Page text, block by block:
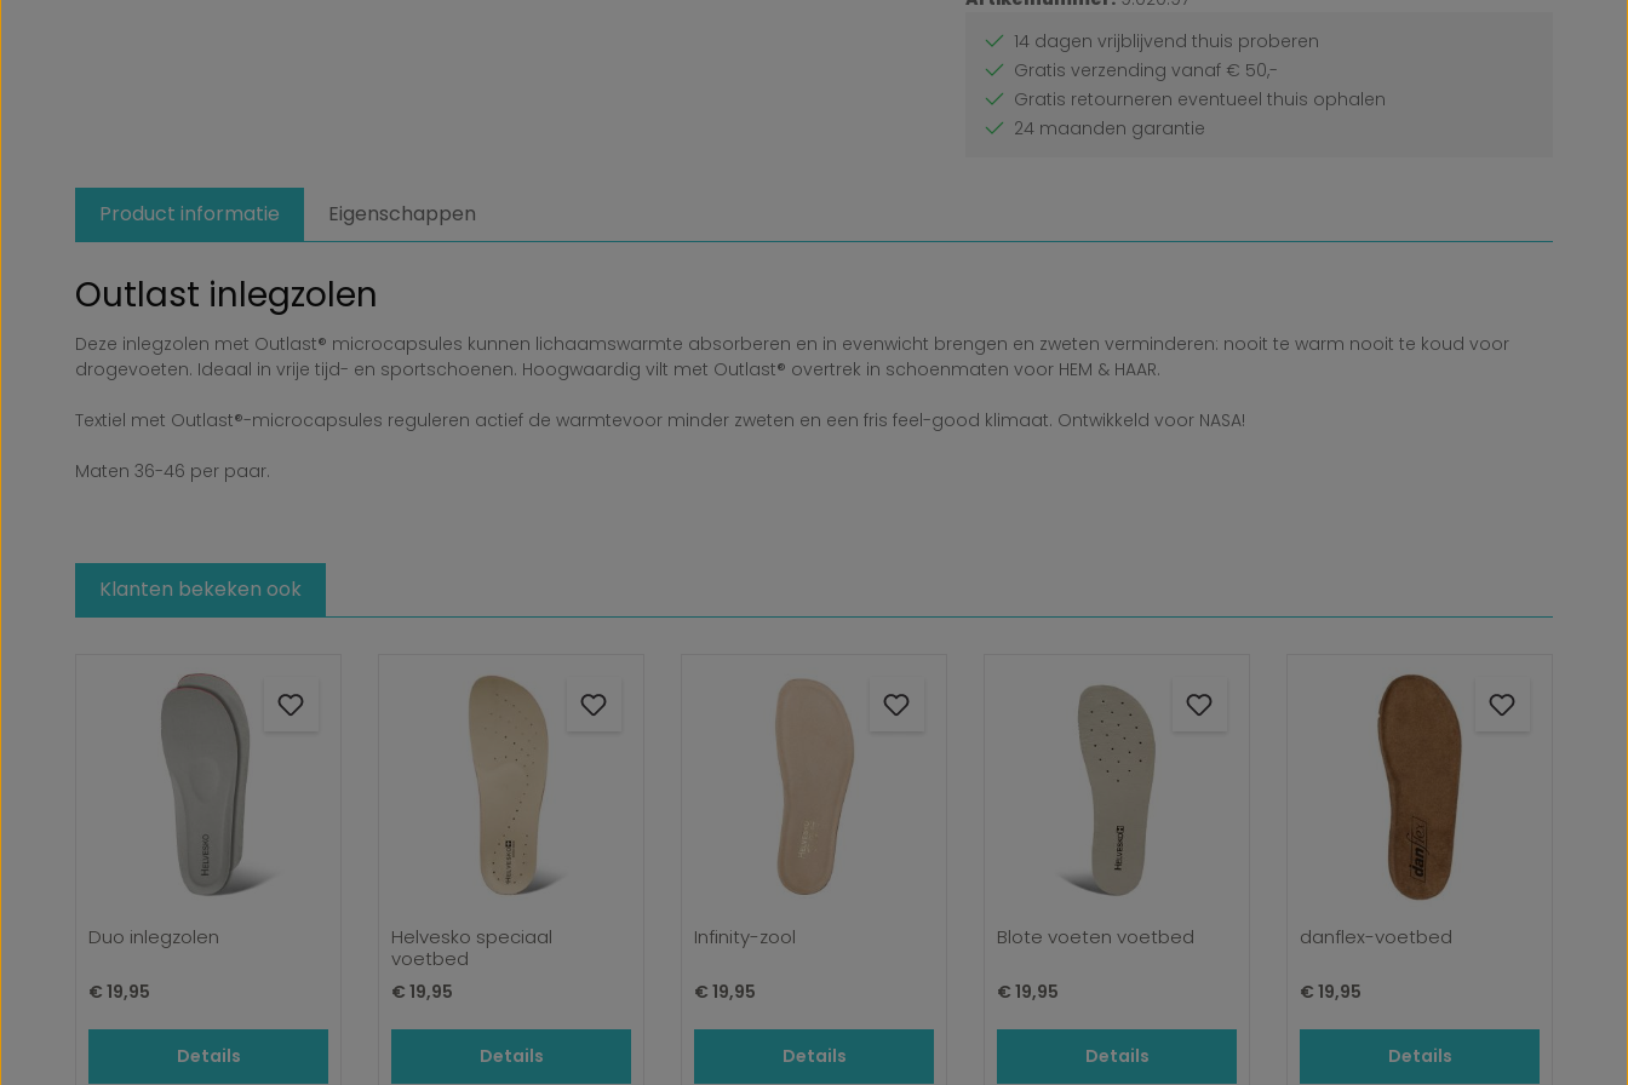
14 dagen vrijblijvend thuis proberen
Gratis verzending vanaf € 50,-
Gratis retourneren eventueel thuis ophalen
24 maanden garantie
Product informatie Eigenschappen
Outlast inlegzolen
Deze inlegzolen met Outlast® microcapsules kunnen lichaamswarmte absorberen en in evenwicht brengen en zweten verminderen: nooit te warm nooit te koud voor
drogevoeten. Ideaal in vrije tijd- en sportschoenen. Hoogwaardig vilt met Outlast® overtrek in schoenmaten voor HEM & HAAR.
Textiel met Outlast®-microcapsules reguleren actief de warmtevoor minder zweten en een fris feel-good klimaat. Ontwikkeld voor NASA!
Maten 36-46 per paar.
Klanten bekeken ook
Duo inlegzolen
Normale prijs:
€ 19,95
Details
Helvesko speciaal
voetbed
Normale prijs:
€ 19,95
Details
Infinity-zool
Normale prijs:
€ 19,95
Details
Blote voeten voetbed
Normale prijs:
€ 19,95
Details
danflex-voetbed
Normale prijs:
€ 19,95
Details